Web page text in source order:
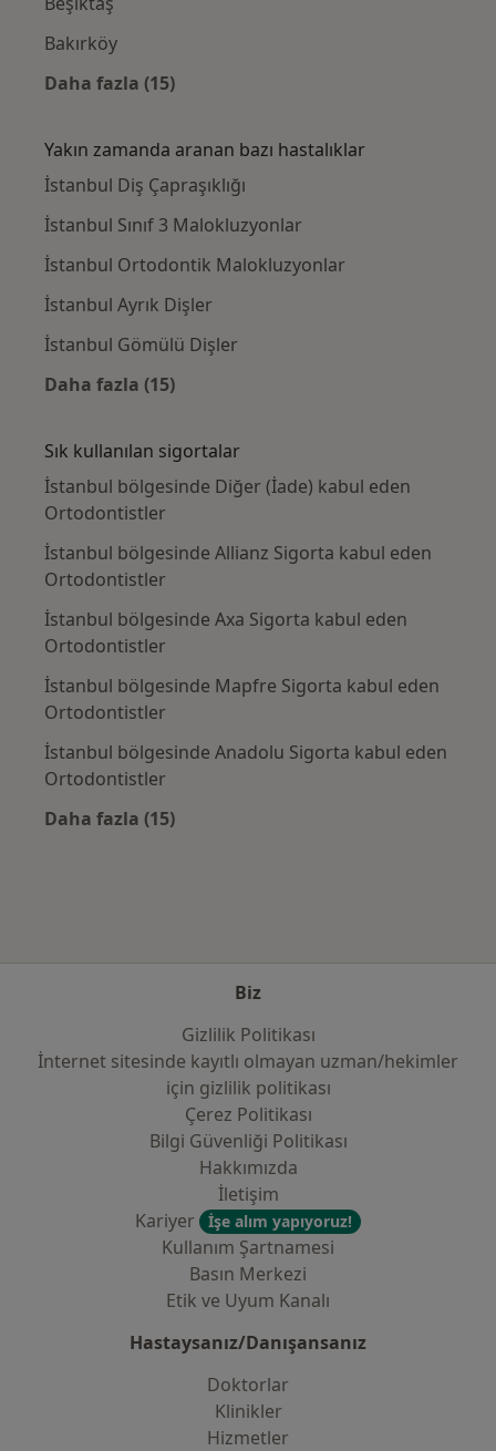
Bakırköy
Daha fazla (15)
Yakın zamanda aranan bazı hastalıklar
İstanbul Diş Çapraşıklığı
İstanbul Sınıf 3 Malokluzyonlar
İstanbul Ortodontik Malokluzyonlar
İstanbul Ayrık Dişler
İstanbul Gömülü Dişler
Daha fazla (15)
Sık kullanılan sigortalar
İstanbul bölgesinde Diğer (İade) kabul eden
Ortodontistler
İstanbul bölgesinde Allianz Sigorta kabul eden
Ortodontistler
İstanbul bölgesinde Axa Sigorta kabul eden
Ortodontistler
İstanbul bölgesinde Mapfre Sigorta kabul eden
Ortodontistler
İstanbul bölgesinde Anadolu Sigorta kabul eden
Ortodontistler
Daha fazla (15)
Biz
Gizlilik Politikası
İnternet sitesinde kayıtlı olmayan uzman/hekimler
i̇çin gizlilik politikası
Çerez Politikası
Bilgi Güvenliği Politikası
Hakkımızda
İletişim
Kariyer
İşe alım yapıyoruz!
Kullanım Şartnamesi
Basın Merkezi
Etik ve Uyum Kanalı
Hastaysanız/Danışansanız
Doktorlar
Klinikler
Hizmetler